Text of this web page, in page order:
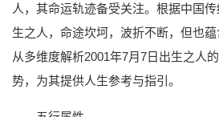
人，其命运轨迹备受关注。根据中国
生之人，命途坎坷，波折不断，但也
从多维度解析2001年7月7日出生之人
势，为其提供人生参考与指引。